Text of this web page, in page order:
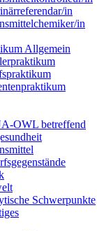
in
in
Allgemein
OWL betreffend
Schwerpunkte